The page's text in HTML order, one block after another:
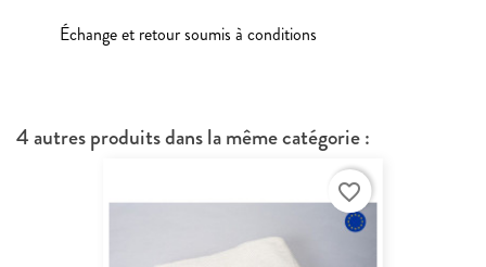
Échange et retour soumis à conditions
4 autres produits dans la même catégorie :
favorite_border